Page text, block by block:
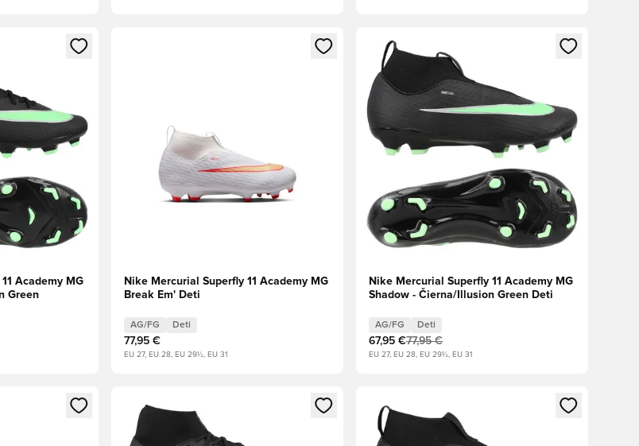
alebo registráciu ako člen
Academy MG
Green
Otvorí modál na prihlásenie alebo registráciu ako člen
Nike Mercurial Superfly 11 Academy MG
Break Em' Deti
AG/FG Deti
77,95 €
EU 27, EU 28, EU 29½, EU 31
Otvorí modál na prihlásenie alebo registráciu ako
Nike Mercurial Superfly 11 Academy MG
Shadow - Čierna/Illusion Green Deti
AG/FG Deti
67,95 €77,95 €
EU 27, EU 28, EU 29½, EU 31
alebo registráciu ako členOtvorí modál na prihlásenie alebo registráciu ako členOtvorí modál na prihlásenie alebo registráciu ako